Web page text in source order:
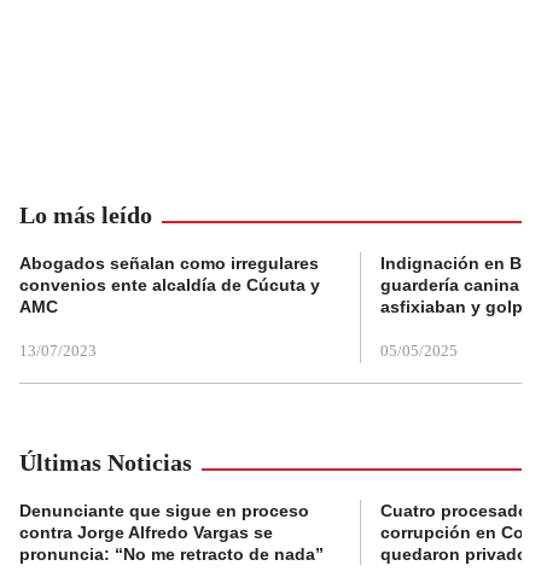
Lo más leído
Abogados señalan como irregulares
convenios ente alcaldía de Cúcuta y
AMC
13/07/2023
Indignación en
guardería canina
asfixiaban y
05/05/2025
Últimas Noticias
Denunciante que sigue en proceso
contra Jorge Alfredo Vargas se
pronuncia: “No me retracto de nada”
Cuatro
corrupción en
quedaron